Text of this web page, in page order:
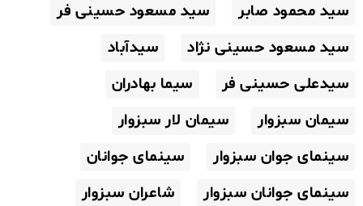
سید محمود صابر
سید مسعود حسینی فر
سید مسعود حسینی نژاد
سیدآباد
سیدعلی حسینی فر
سیما بهادران
سیمان سبزوار
سیمان لار سبزوار
سینمای جوان سبزوار
سینمای جوانان
سینمای جوانان سبزوار
شاعران سبزوار